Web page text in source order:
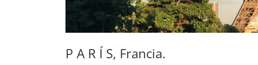
P A R Í S, Francia.